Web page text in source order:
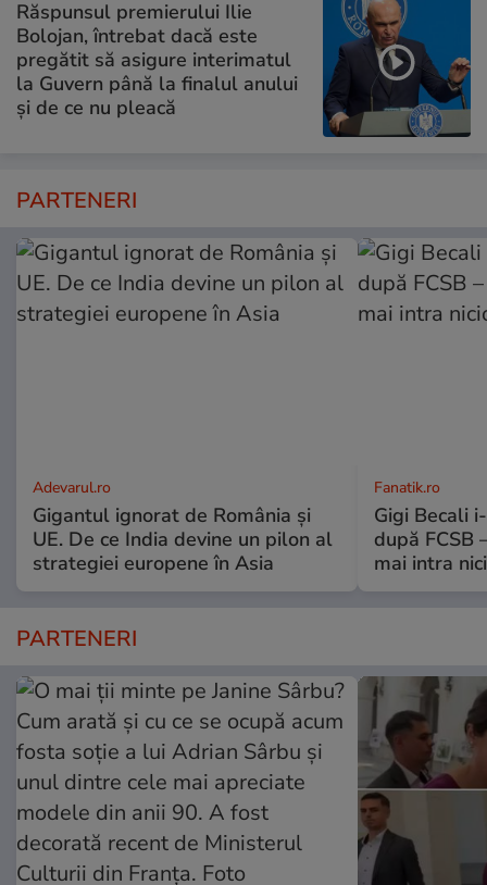
Răspunsul premierului Ilie
Bolojan, întrebat dacă este
pregătit să asigure interimatul
la Guvern până la finalul anului
și de ce nu pleacă
PARTENERI
Adevarul.ro
Gigantul ignorat de România și
UE. De ce India devine un pilon al
strategiei europene în Asia
Fanatik.ro
Gigi Becali
după FCSB
mai intra
PARTENERI